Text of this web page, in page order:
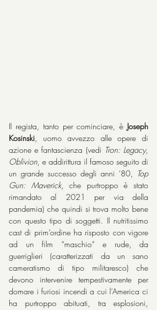
Il regista, tanto per cominciare, è Joseph
Kosinski, uomo avvezzo alle opere di
azione e fantascienza (vedi Tron: Legacy
Oblivion, e addirittura il famoso seguito di
un grande successo degli anni ’80, Top
Gun: Maverick, che purtroppo è stato
rimandato al 2021 per via della
pandemia) che quindi si trova molto bene
con questo tipo di soggetti. Il nutritissimo
cast di prim’ordine ha risposto con vigore
ad un film “maschio” e rude, da
guerriglieri (caratterizzati da un sano
cameratismo di tipo militaresco) che
devono intervenire tempestivamente per
domare i furiosi incendi a cui l’America ci
ha purtroppo abituati, tra esplosioni,